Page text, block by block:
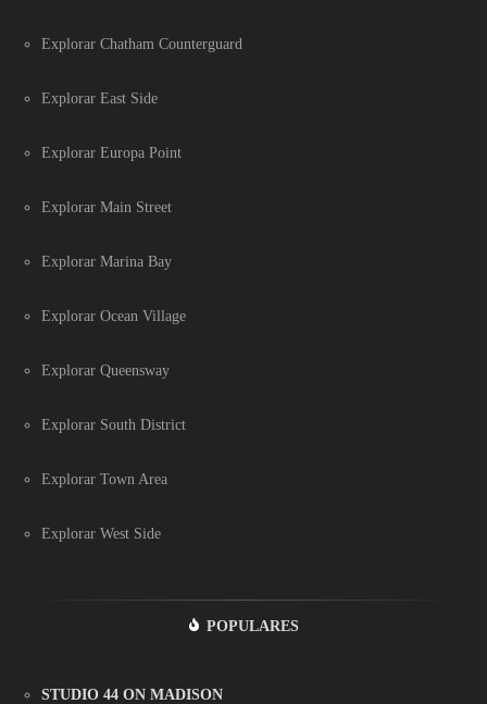
Explorar Chatham Counterguard
Explorar East Side
Explorar Europa Point
Explorar Main Street
Explorar Marina Bay
Explorar Ocean Village
Explorar Queensway
Explorar South District
Explorar Town Area
Explorar West Side
POPULARES
STUDIO 44 ON MADISON